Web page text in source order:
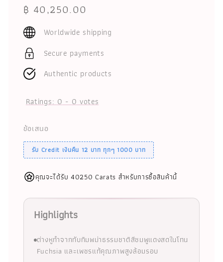
Regular
price
฿ 40,250.00
Worldwide shipping
Secure payments
Authentic products
Ratings:0-0votes
ข้อเสนอ
รับ Credit เงินคืน 12 บาท ทุกๆ 1000 บาท
คุณจะได้รับ 40250 Carats สำหรับการซื้อสินค้านี้
Highlights
ต่างหูทำจากทับทิมพม่าธรรมชาติสีชมพูแดงสดในโทน
Fuchsia และเพชรแท้คุณภาพสูงล้อมรอบ